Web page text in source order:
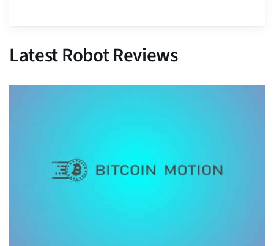
Latest Robot Reviews